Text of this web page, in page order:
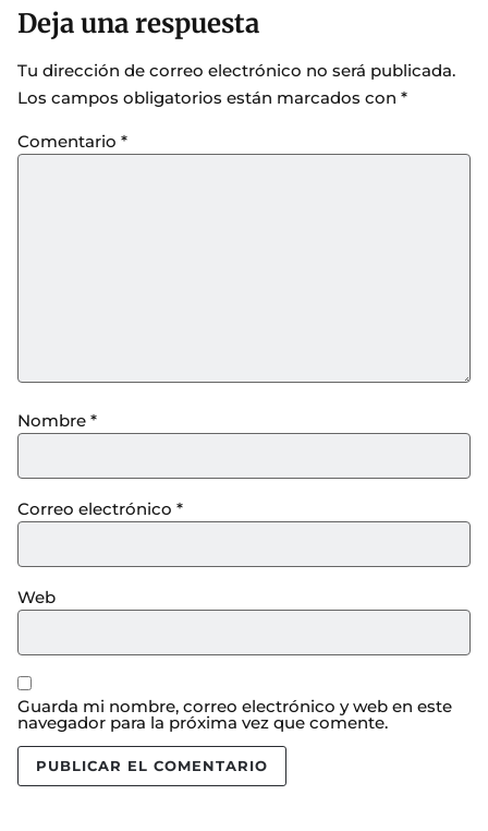
Deja una respuesta
Tu dirección de correo electrónico no será publicada.
Los campos obligatorios están marcados con *
Comentario *
Nombre *
Correo electrónico *
Web
Guarda mi nombre, correo electrónico y web en este
navegador para la próxima vez que comente.